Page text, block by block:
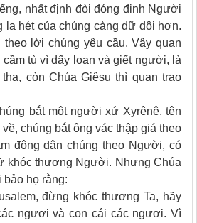
nhất định đòi đóng đinh Người
la hét của chúng càng dữ dội hơn.
theo lời chúng yêu cầu. Vậy quan
cầm tù vì dấy loạn và giết người, là
còn Chúa Giêsu thì quan trao
bắt một người xứ Xyrênê, tên
chúng bắt ông vác thập giá theo
đông dân chúng theo Người, có
khóc thương Người. Nhưng Chúa
bảo họ rằng:
đừng khóc thương Ta, hãy
ngươi và con cái các ngươi. Vì